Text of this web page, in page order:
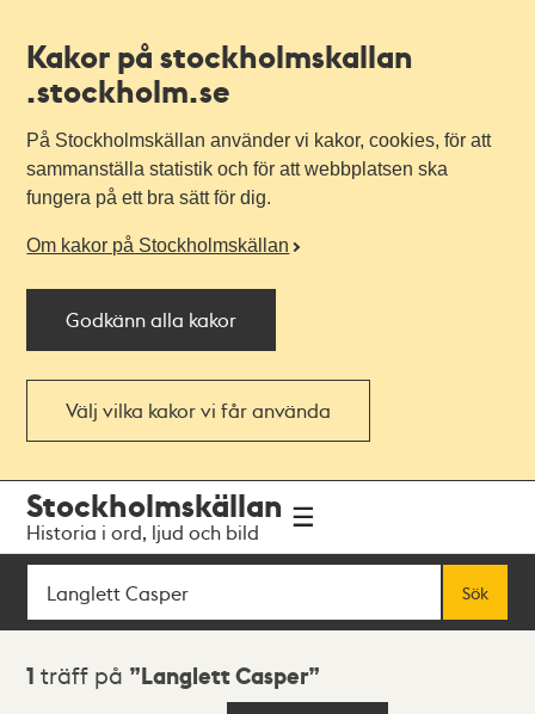
Kakor på stockholmskallan
.stockholm.se
På Stockholmskällan använder vi kakor, cookies, för att
sammanställa statistik och för att webbplatsen ska
fungera på ett bra sätt för dig.
Om kakor på Stockholmskällan
Godkänn alla kakor
Välj vilka kakor vi får använda
navigationen
huvudinnehållet
Stockholmskällan
Historia i ord, ljud och bild
Sök
Sök
Sökresultat
1 träff på Langlett Casper